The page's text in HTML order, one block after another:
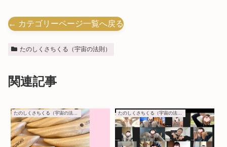
← カテゴリーページ一覧へ戻る
たのしくさちくる（宇宙の法則）
関連記事
たのしくさちくる（宇宙の法則） たのしくさちくる（宇宙の法則）